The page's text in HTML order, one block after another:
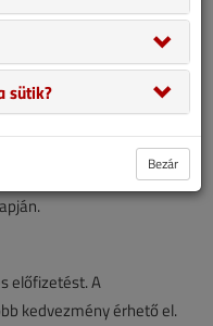
kollégáinak,
egy éven át havonta
szaklapját a
összeg fejében
előfizetést. A
kedvezmény érhető el.
sütik?
Bezár